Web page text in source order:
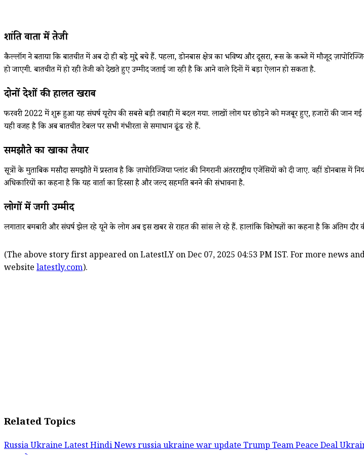
शांति वार्ता में तेजी
कैल्लॉग ने बताया कि बातचीत में अब दो ही बड़े मुद्दे बचे हैं. पहला, डोनबास क्षेत्र का भविष्य और दूसरा, रूस के कब्जे में मौजूद
हो जाएगी. बातचीत में हो रही तेजी को देखते हुए उम्मीद जताई जा रही है कि आने वाले दिनों में बड़ा ऐलान हो सकता है.
दोनों देशों की हालत खराब
फरवरी 2022 में शुरू हुआ यह संघर्ष यूरोप की सबसे बड़ी तबाही में बदल गया. लाखों लोग घर छोड़ने को मजबूर हुए, हजारों की
यही वजह है कि अब बातचीत टेबल पर सभी गंभीरता से समाधान ढूंढ रहे हैं.
समझौते का खाका तैयार
सूत्रों के मुताबिक मसौदा समझौते में प्रस्ताव है कि ज़ापोरिज्जिया प्लांट की निगरानी अंतरराष्ट्रीय एजेंसियों को दी जाए. वहीं
अधिकारियों का कहना है कि यह वार्ता का हिस्सा है और जल्द सहमति बनने की संभावना है.
लोगों में जगी उम्मीद
लगातार बमबारी और संघर्ष झेल रहे यूक्रेन के लोग अब इस खबर से राहत की सांस ले रहे हैं. हालांकि विशेषज्ञों का कहना है कि अंतिम
(The above story first appeared on LatestLY on Dec 07, 2025 04:53 PM IST. For more
website latestly.com).
Related Topics
Russia Ukraine Latest Hindi Newsrussia ukraine war updateTrump Team Peace Deal